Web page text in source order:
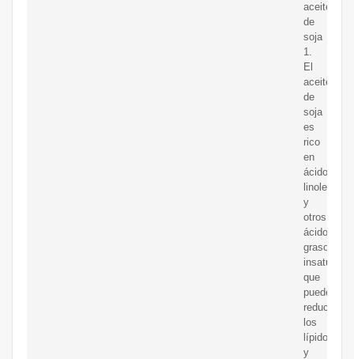
aceite
de
soja
1.
El
aceite
de
soja
es
rico
en
ácido
linoleico
y
otros
ácidos
grasos
que
pueden
reducir
los
lípidos
y